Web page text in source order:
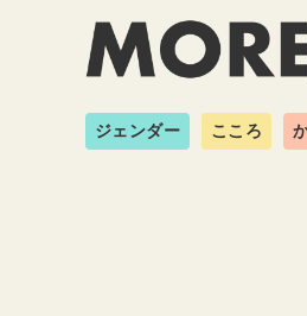
ジェンダー こころ